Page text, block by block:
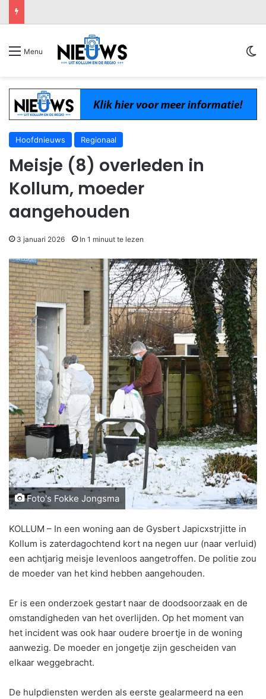
Menu
Hoofdnieuws Regionaal
Meisje (8) overleden in
Kollum, moeder
aangehouden
3 januari 2026 In 1 minuut te lezen
Foto's Fokke Jongsma
KOLLUM – In een woning aan de Gysbert Japicxstrjitte in
Kollum is zaterdagochtend kort na negen uur (naar verluid)
een achtjarig meisje levenloos aangetroffen. De politie zou
de moeder van het kind hebben aangehouden.
Er is een onderzoek gestart naar de doodsoorzaak en de
omstandigheden van het overlijden. Op het moment van
het incident was ook haar oudere broertje in de woning
aanwezig. De moeder en jongetje zijn gescheiden van
elkaar weggebracht.
De hulpdiensten werden als eerste gealarmeerd na een